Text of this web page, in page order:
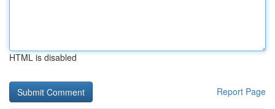
HTML is disabled
Report Page